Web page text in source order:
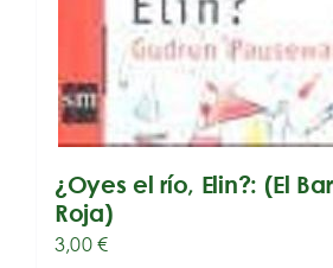
¿Oyes el río, Elin?: (El
Roja)
3,00€